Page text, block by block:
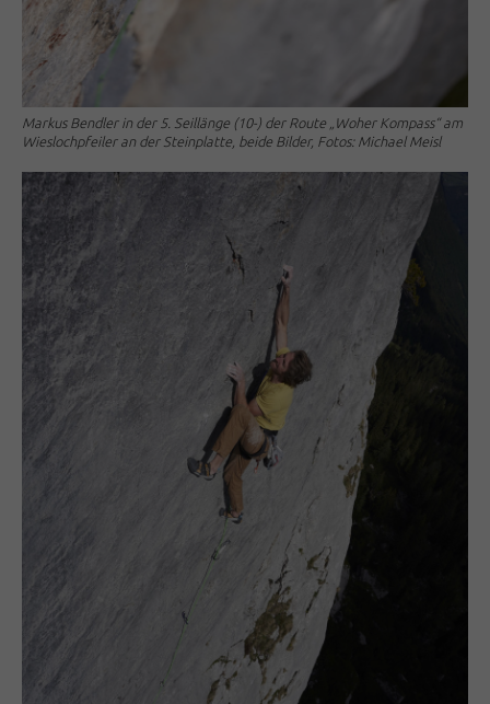
Markus Bendler in der 5. Seillänge (10-) der Route „Woher Kompass“ am
Wieslochpfeiler an der Steinplatte, beide Bilder, Fotos: Michael Meisl